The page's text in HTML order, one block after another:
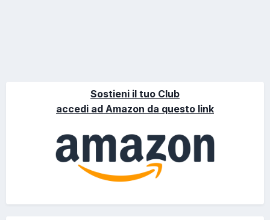
Sostieni il tuo Club
accedi ad Amazon da questo link